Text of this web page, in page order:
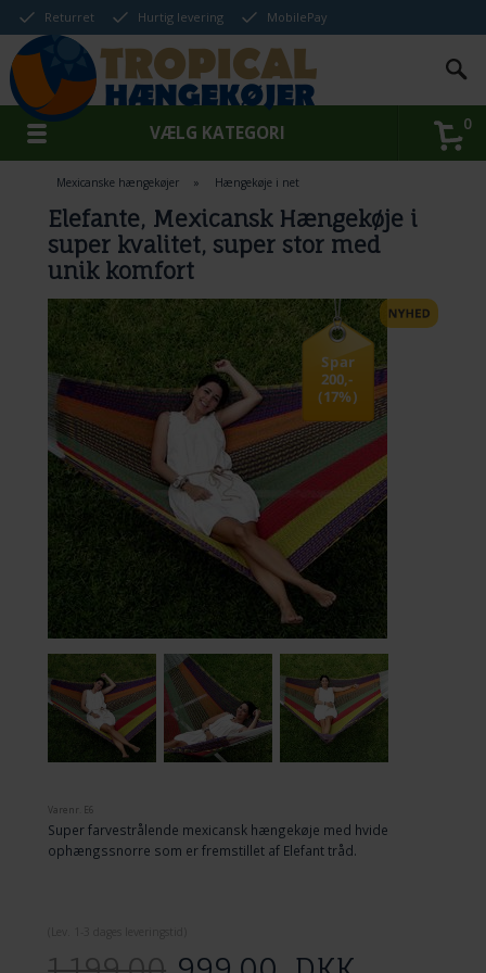
Returret Hurtig levering MobilePay
0
VÆLG KATEGORI
Mexicanske hængekøjer » Hængekøje i net
Elefante, Mexicansk Hængekøje i
super kvalitet, super stor med
unik komfort
Spar
200,-
(17%)
Varenr. E6
Super farvestrålende mexicansk hængekøje med hvide
ophængssnorre som er fremstillet af Elefant tråd.